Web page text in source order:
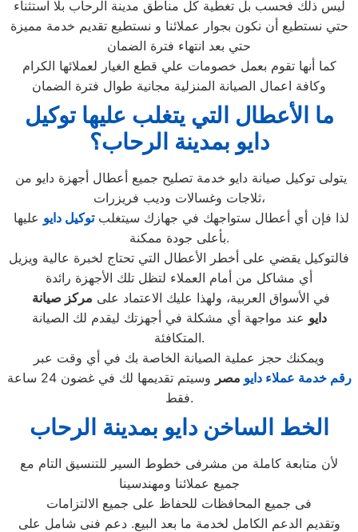
ليس ذلك فحسب بل تغطية كل مناطق مدينة الرحاب بلا استثناء
حتي نستطيع أن نكون بجوار عملائنا و نستطيع تقديم خدمة مميزة
حتي بعد انتهاء فترة الضمان
كما أنها تقوم بعمل خصومات علي قطع الغيار لعملائها الكرام
وكافة اعمال الصيانة المنزلية مجانية طوال فترة الضمان
ما الأعطال التي يتغلب عليها توكيل
دايو بمدينة الرحاب؟
ثلاجات وغسالات وديب فريزرات،
لذا فإن أي أعطال ستواجهك في جهازك سيتغلبتوكيل دايو عليها
بأعلى جودة ممكنة.
فالتوكيل يقضي على أخطر الأعطال التي تحتاج لخبرة عالية ويزيل
أي مشاكل من أمام العملاء لتظل تلك الأجهزة رائدة
في الأسواق العربية، ولهذا عليك الاعتماد على مركز صيانة
دايو عند مواجهة أي مشكلة في أجهزتك ليقدم لك الصيانة
المتكافئة.
ويمكنك حجز عملية الصيانة الخاصة بك في أي وقت عبر
رقمخدمة عملاء دايو مصر
وسيتم تقديمها لك في غضون 24 ساعة
فقط.
الخط الساخن دايو بمدينة الرحاب
لأن متابعة كاملة من مشرفى خطوط السير للتنسيق التام مع
جميع عملائنا ومهندسينا
فى جميع المحافظات للحفاظ على جميع الالتزامات
وتقديم الدعم الكامل لخدمة ما بعد البيع. دعم فنى شامل على